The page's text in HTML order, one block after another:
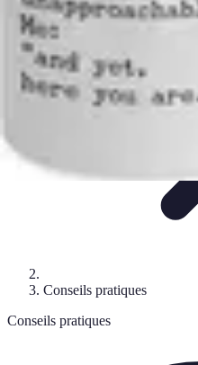
Conseils pratiques
Conseils pratiques